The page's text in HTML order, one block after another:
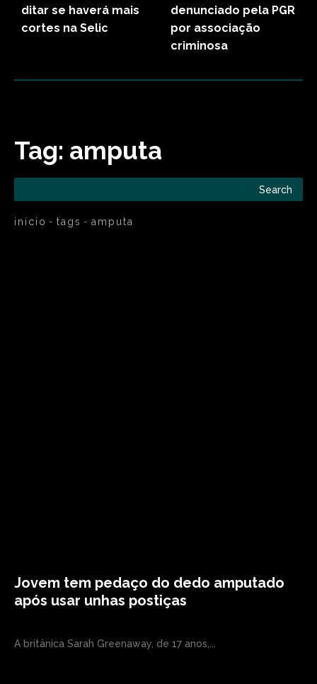
ditar se haverá mais
cortes na Selic
denunciado pela PGR
por associação
criminosa
Tag: amputa
Search
início tags amputa
Jovem tem pedaço do dedo amputado
após usar unhas postiças
A britânica Sarah Greenaway, de 17 anos,...